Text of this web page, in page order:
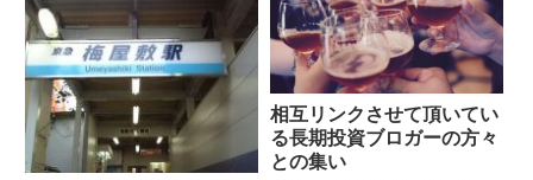
相互リンクさせて頂いてい
る長期投資ブロガーの方々
との集い